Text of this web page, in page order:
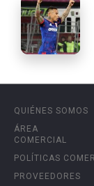
QUIÉNES SOMOS
ÁREA
COMERCIAL
POLÍTICAS
PROVEEDORES